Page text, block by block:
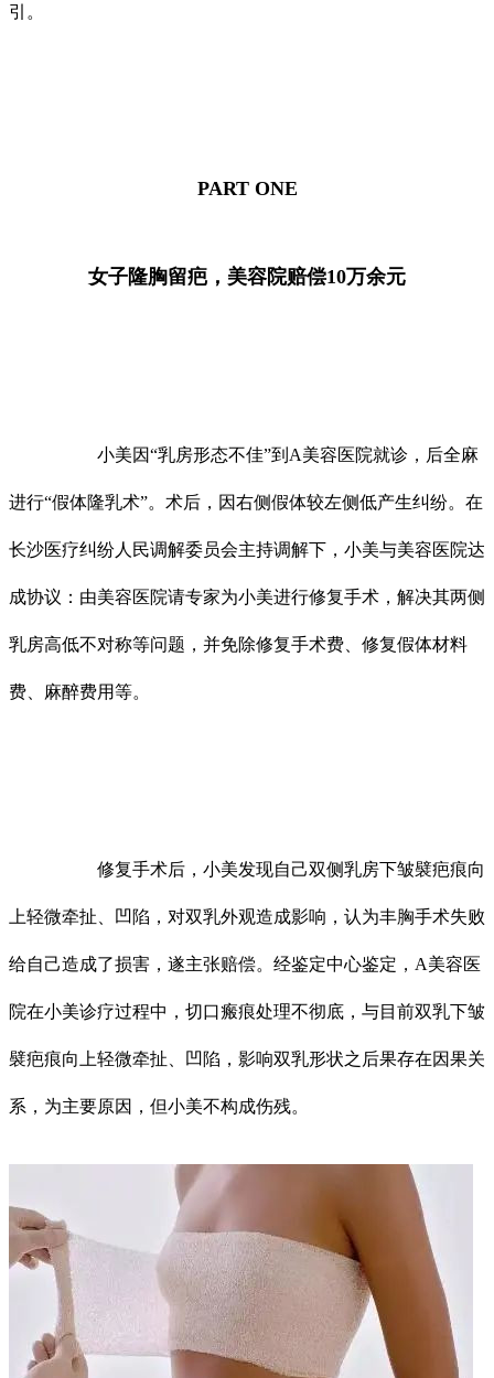
引。
PART ONE
女子隆胸留疤，美容院赔偿10万余元
小美因“乳房形态不佳”到A美容医院就诊，后全麻
进行“假体隆乳术”。术后，因右侧假体较左侧低产生纠纷。在
长沙医疗纠纷人民调解委员会主持调解下，小美与美容医院达
成协议：由美容医院请专家为小美进行修复手术，解决其两侧
乳房高低不对称等问题，并免除修复手术费、修复假体材料
费、麻醉费用等。
修复手术后，小美发现自己双侧乳房下皱襞疤痕向
上轻微牵扯、凹陷，对双乳外观造成影响，认为丰胸手术失败
给自己造成了损害，遂主张赔偿。经鉴定中心鉴定，A美容医
院在小美诊疗过程中，切口瘢痕处理不彻底，与目前双乳下皱
襞疤痕向上轻微牵扯、凹陷，影响双乳形状之后果存在因果关
系，为主要原因，但小美不构成伤残。